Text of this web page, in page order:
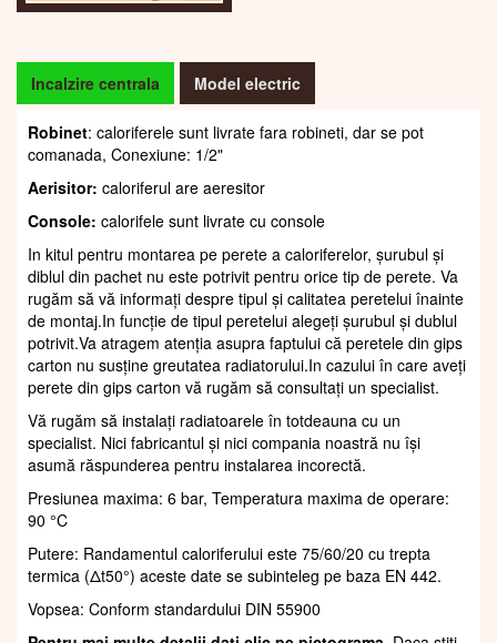
Incalzire centrala Model electric
Robinet: caloriferele sunt livrate fara robineti, dar se pot
comanada, Conexiune: 1/2"
Aerisitor: caloriferul are aeresitor
Console: calorifele sunt livrate cu console
In kitul pentru montarea pe perete a caloriferelor, șurubul și
diblul din pachet nu este potrivit pentru orice tip de perete. Va
rugăm să vă informați despre tipul și calitatea peretelui înainte
de montaj.In funcție de tipul peretelui alegeți șurubul și dublul
potrivit.Va atragem atenția asupra faptului că peretele din gips
carton nu susține greutatea radiatorului.In cazului în care aveți
perete din gips carton vă rugăm să consultați un specialist.
Vă rugăm să instalați radiatoarele în totdeauna cu un
specialist. Nici fabricantul și nici compania noastră nu își
asumă răspunderea pentru instalarea incorectă.
Presiunea maxima: 6 bar, Temperatura maxima de operare:
90 °C
Putere: Randamentul caloriferului este 75/60/20 cu trepta
termica (Δt50°) aceste date se subinteleg pe baza EN 442.
Vopsea: Conform standardului DIN 55900